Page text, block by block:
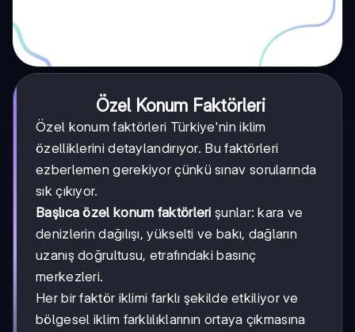
Özel Konum Faktörleri
Özel konum faktörleri Türkiye'nin iklim
özelliklerini detaylandırıyor. Bu faktörleri
ezberlemen gerekiyor çünkü sınav sorularında
sık çıkıyor.
Başlıca özel konum faktörleri şunlar: kara ve
denizlerin dağılışı, yükselti ve bakı, dağların
uzanış doğrultusu, etrafındaki basınç
merkezleri.
Her bir faktör iklimi farklı şekilde etkiliyor ve
bölgesel iklim farklılıklarının ortaya çıkmasına